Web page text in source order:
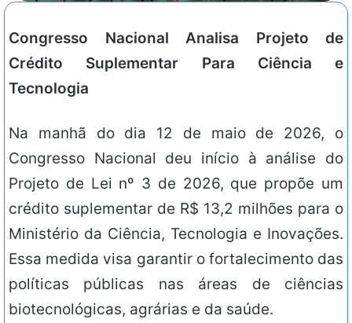
Congresso Nacional Analisa Projeto de
Crédito Suplementar Para Ciência e
Tecnologia
Na manhã do dia 12 de maio de 2026, o
Congresso Nacional deu início à análise do
Projeto de Lei nº 3 de 2026, que propõe um
crédito suplementar de R$ 13,2 milhões para o
Ministério da Ciência, Tecnologia e Inovações.
Essa medida visa garantir o fortalecimento das
políticas públicas nas áreas de ciências
biotecnológicas, agrárias e da saúde.